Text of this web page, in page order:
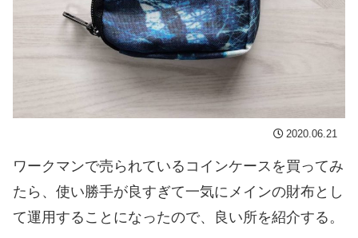
2020.06.21
ワークマンで売られているコインケースを買ってみ
たら、使い勝手が良すぎて一気にメインの財布とし
て運用することになったので、良い所を紹介する。